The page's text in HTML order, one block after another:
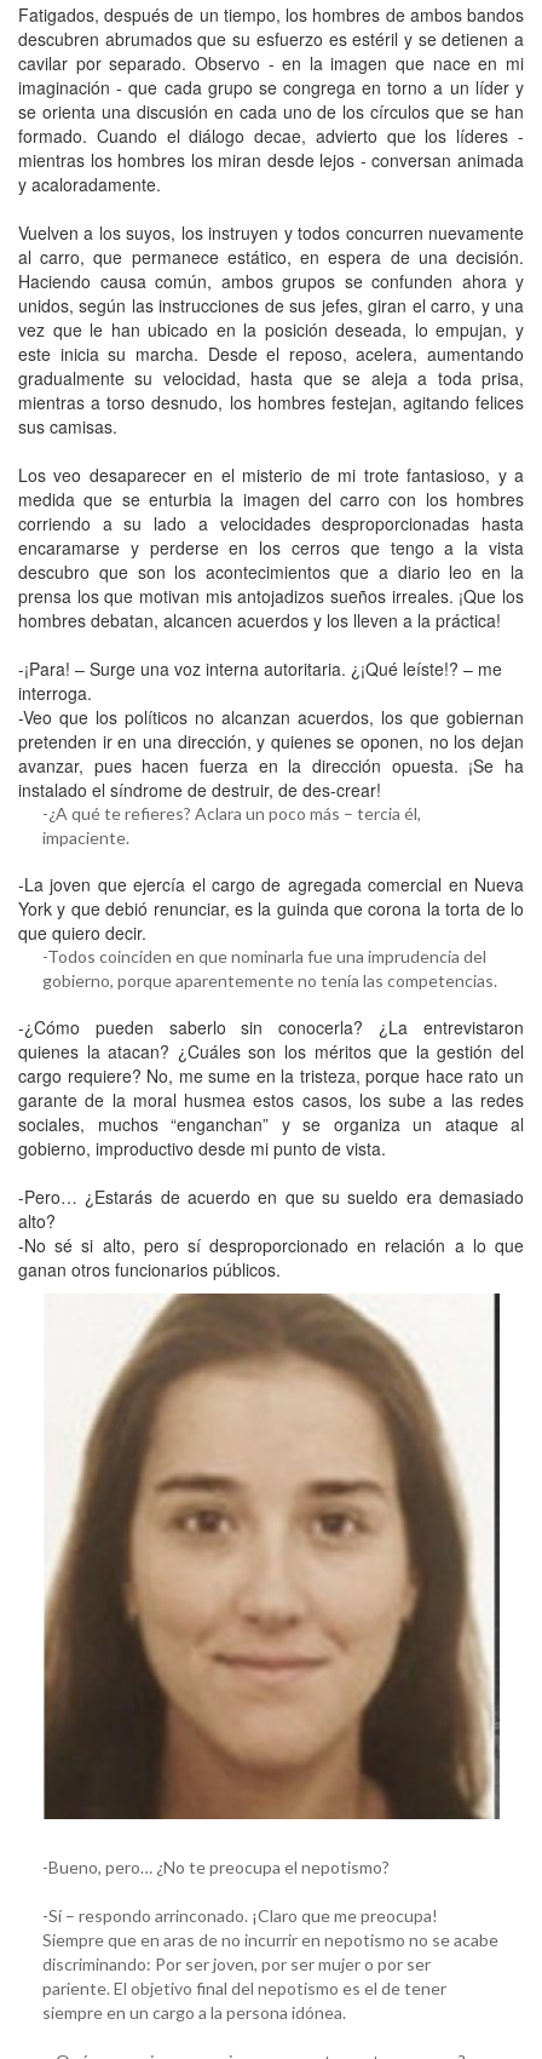
Fatigados, después de un tiempo, los hombres de ambos bandos
descubren abrumados que su esfuerzo es estéril y se detienen a
cavilar por separado. Observo - en la imagen que nace en mi
imaginación - que cada grupo se congrega en torno a un líder y
se orienta una discusión en cada uno de los círculos que se han
formado. Cuando el diálogo decae, advierto que los líderes -
mientras los hombres los miran desde lejos - conversan animada
y acaloradamente.
Vuelven a los suyos, los instruyen y todos concurren nuevamente
al carro, que permanece estático, en espera de una decisión.
Haciendo causa común, ambos grupos se confunden ahora y
unidos, según las instrucciones de sus jefes, giran el carro, y una
vez que le han ubicado en la posición deseada, lo empujan, y
este inicia su marcha. Desde el reposo, acelera, aumentando
gradualmente su velocidad, hasta que se aleja a toda prisa,
mientras a torso desnudo, los hombres festejan, agitando felices
sus camisas.
Los veo desaparecer en el misterio de mi trote fantasioso, y a
medida que se enturbia la imagen del carro con los hombres
corriendo a su lado a velocidades desproporcionadas hasta
encaramarse y perderse en los cerros que tengo a la vista
descubro que son los acontecimientos que a diario leo en la
prensa los que motivan mis antojadizos sueños irreales. ¡Que los
hombres debatan, alcancen acuerdos y los lleven a la práctica!
-¡Para! – Surge una voz interna autoritaria. ¿¡Qué leíste!? – me
interroga.
-Veo que los políticos no alcanzan acuerdos, los que gobiernan
pretenden ir en una dirección, y quienes se oponen, no los dejan
avanzar, pues hacen fuerza en la dirección opuesta. ¡Se ha
instalado el síndrome de destruir, de des-crear!
-¿A qué te refieres? Aclara un poco más – tercia él,
impaciente.
-La joven que ejercía el cargo de agregada comercial en Nueva
York y que debió renunciar, es la guinda que corona la torta de lo
que quiero decir.
-Todos coinciden en que nominarla fue una imprudencia del
gobierno, porque aparentemente no tenía las competencias.
-¿Cómo pueden saberlo sin conocerla? ¿La entrevistaron
quienes la atacan? ¿Cuáles son los méritos que la gestión del
cargo requiere? No, me sume en la tristeza, porque hace rato un
garante de la moral husmea estos casos, los sube a las redes
sociales, muchos “enganchan” y se organiza un ataque al
gobierno, improductivo desde mi punto de vista.
-Pero… ¿Estarás de acuerdo en que su sueldo era demasiado
alto?
-No sé si alto, pero sí desproporcionado en relación a lo que
ganan otros funcionarios públicos.
-Bueno, pero… ¿No te preocupa el nepotismo?
-Sí – respondo arrinconado. ¡Claro que me preocupa!
Siempre que en aras de no incurrir en nepotismo no se acabe
discriminando: Por ser joven, por ser mujer o por ser
pariente. El objetivo final del nepotismo es el de tener
siempre en un cargo a la persona idónea.